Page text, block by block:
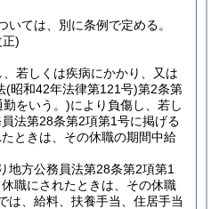
いては、別に条例で定める。
)
若しくは疾病にかかり、又は
(昭和42年法律第121号)第2条第
をいう。)により負傷し、若し
法第28条第2項第1号に掲げる
ときは、その休職の期間中給
地方公務員法第28条第2項第1
職にされたときは、その休職
は、給料、扶養手当、住居手当